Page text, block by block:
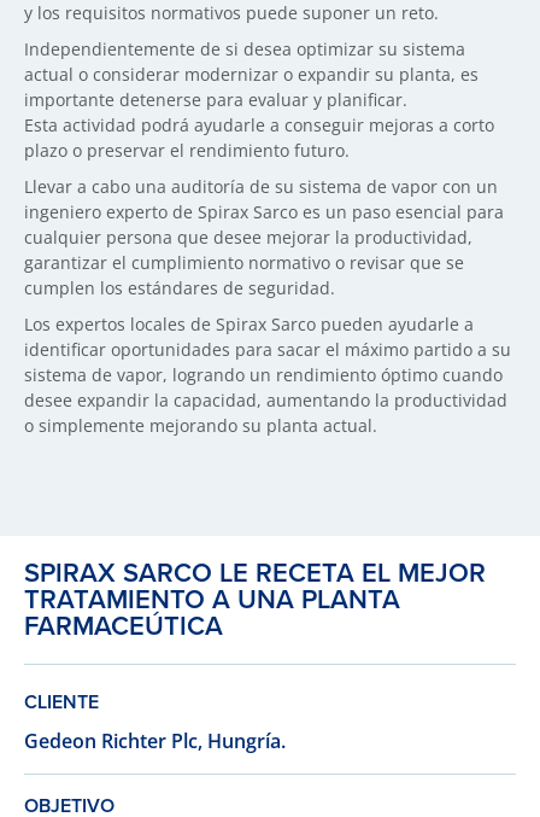
y los requisitos normativos puede suponer un reto.
Independientemente de si desea optimizar su sistema
actual o considerar modernizar o expandir su planta, es
importante detenerse para evaluar y planificar.
Esta actividad podrá ayudarle a conseguir mejoras a corto
plazo o preservar el rendimiento futuro.
Llevar a cabo una auditoría de su sistema de vapor con un
ingeniero experto de Spirax Sarco es un paso esencial para
cualquier persona que desee mejorar la productividad,
garantizar el cumplimiento normativo o revisar que se
cumplen los estándares de seguridad.
Los expertos locales de Spirax Sarco pueden ayudarle a
identificar oportunidades para sacar el máximo partido a su
sistema de vapor, logrando un rendimiento óptimo cuando
desee expandir la capacidad, aumentando la productividad
o simplemente mejorando su planta actual.
SPIRAX SARCO LE RECETA EL MEJOR
TRATAMIENTO A UNA PLANTA
FARMACEÚTICA
CLIENTE
Gedeon Richter Plc, Hungría.
OBJETIVO